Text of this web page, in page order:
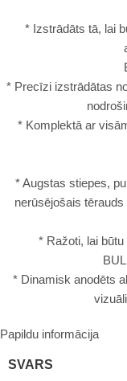
* Izstrādāts tā, lai
* Precīzi izstrādātas
* Komplektā ar
* Augstas stiepes,
nerūsējošais
* Ražoti, lai
* Dinamisk anodēts
Papildu informācija
SVARS